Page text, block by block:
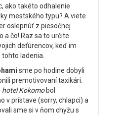
ako takéto odhalenie
mestského typu? A viete
oslepnúť z piesočnej
a čo! Raz sa to určite
deťúrencov, keď im
tohto ladenia.
sme po hodine dobyli
premotivovaní taxikári.
hotel Kokomobol
v prístave (sorry, chlapci) a
sme si v ňom chyžu s